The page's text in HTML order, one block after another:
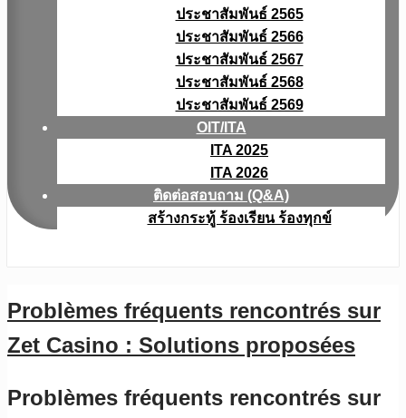
ประชาสัมพันธ์ 2565
ประชาสัมพันธ์ 2566
ประชาสัมพันธ์ 2567
ประชาสัมพันธ์ 2568
ประชาสัมพันธ์ 2569
OIT/ITA
ITA 2025
ITA 2026
ติดต่อสอบถาม (Q&A)
สร้างกระทู้ ร้องเรียน ร้องทุกข์
Problèmes fréquents rencontrés sur
Zet Casino : Solutions proposées
Problèmes fréquents rencontrés sur